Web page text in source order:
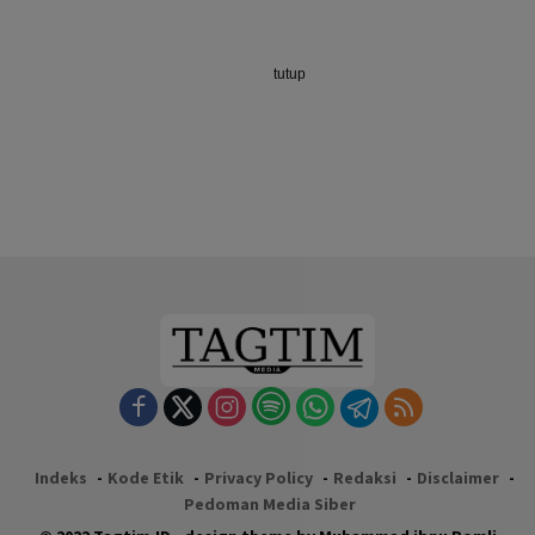
Indeks Kode Etik Privacy Policy Redaksi
Disclaimer
Pedoman Media Siber
tutup